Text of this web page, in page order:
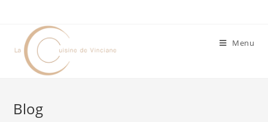
Menu
Blog